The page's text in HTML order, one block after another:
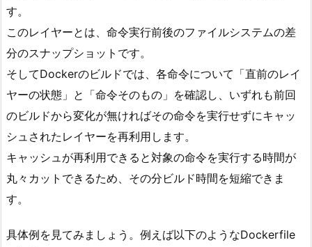
す。
このレイヤーとは、命令実行前後のファイルシステムの差
分のスナップショットです。
そしてDockerのビルドでは、各命令について「直前のレイ
ヤーの状態」と「命令そのもの」を確認し、いずれも前回
のビルドから変化が無ければその命令を実行せずにキャッ
シュされたレイヤーを再利用します。
キャッシュが再利用できると対象の命令を実行する時間が
丸々カットできるため、その分ビルド時間を短縮できま
す。
具体例を見てみましょう。例えば以下のようなDockerfile